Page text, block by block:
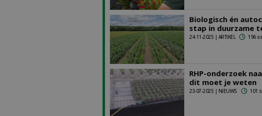
Biologisch én
stap in duurzame
24-11-2025 | ARTIKEL 196
RHP-onderzoek
dit moet je weten
23-07-2025 | NIEUWS 101